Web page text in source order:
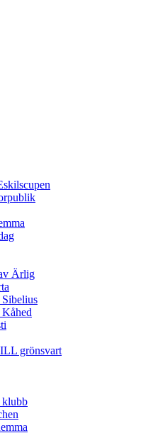
Ärlig
grönsvart
klubb